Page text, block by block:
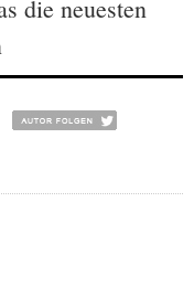
die neuesten